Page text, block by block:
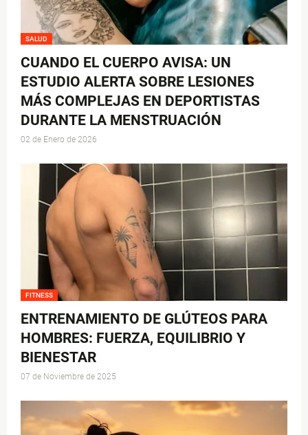
SALUD
CUANDO EL CUERPO AVISA: UN
ESTUDIO ALERTA SOBRE LESIONES
MÁS COMPLEJAS EN DEPORTISTAS
DURANTE LA MENSTRUACIÓN
02 de Enero de 2026
FITNESS
ENTRENAMIENTO DE GLÚTEOS PARA
HOMBRES: FUERZA, EQUILIBRIO Y
BIENESTAR
07 de Noviembre de 2025